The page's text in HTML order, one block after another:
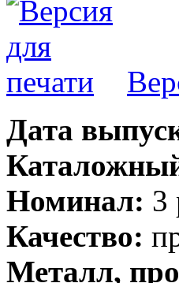
Дата
Номинал: 3
Качество:
Металл,